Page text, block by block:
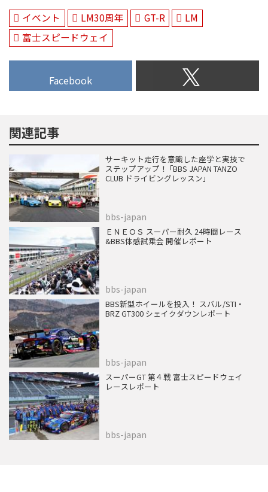
イベント LM30周年 GT-R
LM
富士スピードウェイ
Facebook
関連記事
サーキット走行を意識した座学と実技で
ステップアップ！ ｢BBS JAPAN TANZO
CLUB ドライビングレッスン｣
bbs-japan
ＥＮＥＯＳ スーパー耐久 24時間レース
&BBS体感試乗会 開催レポート
bbs-japan
BBS新型ホイールを投入！ スバル/STI・
BRZ GT300 シェイクダウンレポート
bbs-japan
スーパーGT 第４戦 富士スピードウェイ
レースレポート
bbs-japan